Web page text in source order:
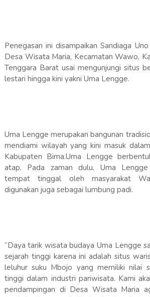
Penegasan ini disampaikan Sandiaga
Desa Wisata Maria, Kecamatan Wawo,
Tenggara Barat usai mengunjungi situs
lestari hingga kini yakni Uma Lengge.
Uma Lengge merupakan bangunan
mendiami wilayah yang kini masuk
Kabupaten Bima.Uma Lengge
atap. Pada zaman dulu, Uma Lengge
tempat tinggal oleh masyarakat
digunakan juga sebagai lumbung padi.
“Daya tarik wisata budaya Uma Lengge
sejarah tinggi karena ini adalah situs
leluhur suku Mbojo yang memiliki nilai
tinggi dalam industri pariwisata. Kami
pendampingan di Desa Wisata Maria